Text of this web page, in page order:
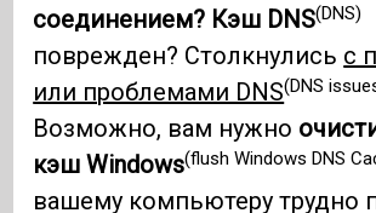
соединением? Кэш DNS(DNS)
поврежден? Столкнулись с
или проблемами DNS(DNS
Возможно, вам нужно
кэш Windows(flush Windows DNS
вашему компьютеру трудно